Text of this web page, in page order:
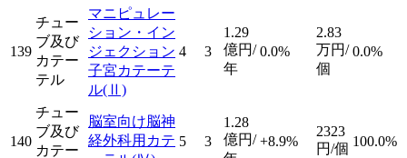
139
チュー
ブ及び
カテー
テル
マニピュレー
ション・イン
ジェクション
子宮カテーテ
ル(Ⅱ)
4 3
1.29
億円/
年
0.0%
2.83
万円/
個
0.0%
140
チュー
ブ及び
カテー
脳室向け脳神
経外科用カテ 5 3
1.28
億円/ +8.9%
2323
円/個 100.0%